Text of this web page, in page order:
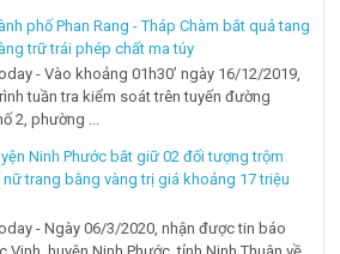
phố Phan Rang - Tháp Chàm bắt quả tang
trữ trái phép chất ma túy
- Vào khoảng 01h30’ ngày 16/12/2019,
tuần tra kiểm soát trên tuyến đường
2, phường ...
Ninh Phước bắt giữ 02 đối tượng trộm
trang bằng vàng trị giá khoảng 17 triệu
- Ngày 06/3/2020, nhận được tin báo